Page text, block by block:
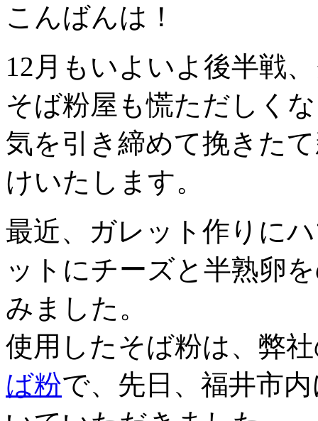
こんばんは！
12月もいよいよ後半戦
そば粉屋も慌ただしく
気を引き締めて挽きた
けいたします。
最近、ガレット作りに
ットにチーズと半熟卵
みました。
使用したそば粉は、弊
ば粉で、先日、福井市